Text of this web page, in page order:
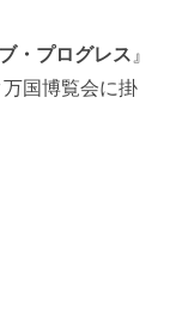
・プログレス 』
国博覧会に掛